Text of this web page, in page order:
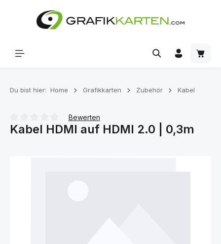
Zum Hauptinhalt springen
Du bist hier: Home Grafikkarten Zubehör Kabel
Durchschnittliche Bewertung von 0 von 5 Sternen
Bewerten
Kabel HDMI auf HDMI 2.0 | 0,3m